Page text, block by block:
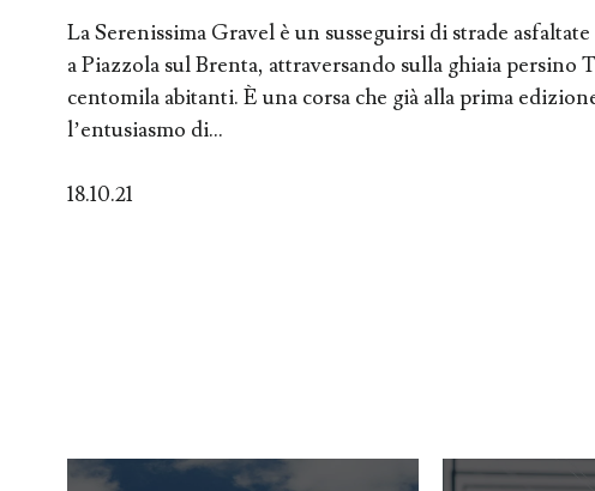
La Serenissima Gravel è un susseguirsi di strade
a Piazzola sul Brenta, attraversando sulla ghiaia persino
centomila abitanti. È una corsa che già alla prima
l’entusiasmo di...
18.10.21